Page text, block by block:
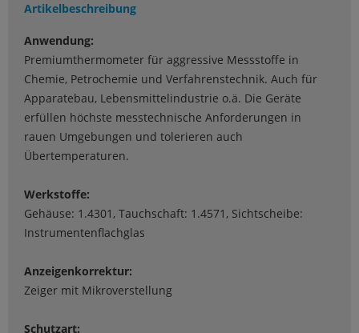
Artikelbeschreibung
Anwendung:
Premiumthermometer für aggressive Messstoffe in
Chemie, Petrochemie und Verfahrenstechnik. Auch für
Apparatebau, Lebensmittelindustrie o.ä. Die Geräte
erfüllen höchste messtechnische Anforderungen in
rauen Umgebungen und tolerieren auch
Übertemperaturen.
Werkstoffe:
Gehäuse: 1.4301, Tauchschaft: 1.4571, Sichtscheibe:
Instrumentenflachglas
Anzeigenkorrektur:
Zeiger mit Mikroverstellung
Schutzart: